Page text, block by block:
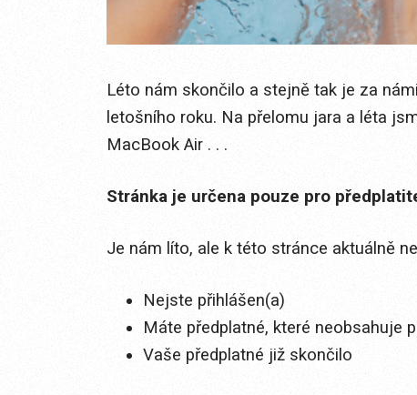
Léto nám skončilo a stejně tak je za
letošního roku. Na přelomu jara a léta
MacBook Air . . .
Stránka je určena pouze pro
Je nám líto, ale k této stránce aktuálně
Nejste přihlášen(a)
Máte předplatné, které neobsahuje
Vaše předplatné již skončilo